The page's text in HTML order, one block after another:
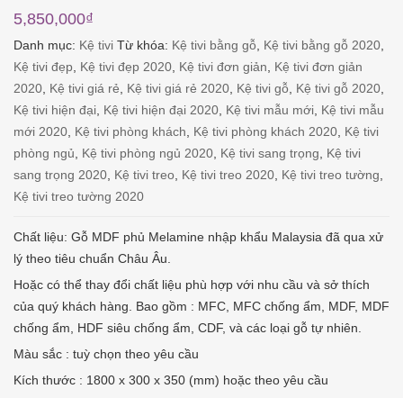
5,850,000₫
Danh mục: Kệ tivi Từ khóa: Kệ tivi bằng gỗ Kệ tivi bằng gỗ 2020
Kệ tivi đẹp Kệ tivi đẹp 2020 Kệ tivi đơn giản
Kệ tivi đơn giản
2020 Kệ tivi giá rẻ Kệ tivi giá rẻ 2020 Kệ tivi gỗ Kệ tivi gỗ 2020
Kệ tivi hiện đại Kệ tivi hiện đại 2020 Kệ tivi mẫu mới Kệ tivi mẫu
mới 2020 Kệ tivi phòng khách Kệ tivi phòng khách 2020 Kệ tivi
phòng ngủ
Kệ tivi phòng ngủ 2020 Kệ tivi sang trọng
Kệ tivi
sang trọng 2020 Kệ tivi treo Kệ tivi treo 2020 Kệ tivi treo tường
Kệ tivi treo tường 2020
Chất liệu: Gỗ MDF phủ Melamine nhập khẩu Malaysia đã qua xử
lý theo tiêu chuẩn Châu Âu.
Hoặc có thể thay đổi chất liệu phù hợp với nhu cầu và sở thích
của quý khách hàng. Bao gồm : MFC, MFC chống ẩm, MDF, MDF
chống ẩm, HDF siêu chống ẩm, CDF, và các loại gỗ tự nhiên.
Màu sắc : tuỳ chọn theo yêu cầu
Kích thước : 1800 x 300 x 350 (mm) hoặc theo yêu cầu